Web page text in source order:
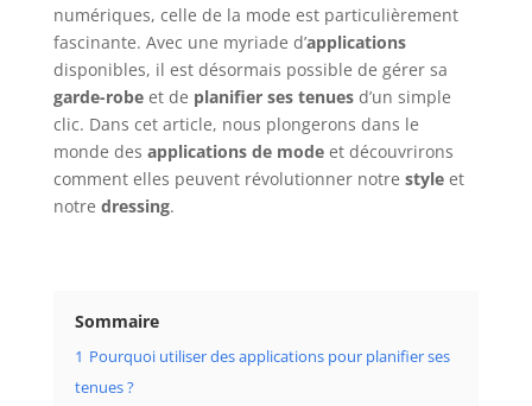
numériques, celle de la mode est particulièrement
fascinante. Avec une myriade d’applications
disponibles, il est désormais possible de gérer sa
garde-robeet de planifier ses tenuesd’un simple
clic. Dans cet article, nous plongerons dans le
monde des applications de modeet découvrirons
comment elles peuvent révolutionner notre styleet
notre dressing.
Sommaire
1 Pourquoi utiliser des applications pour planifier ses
tenues ?